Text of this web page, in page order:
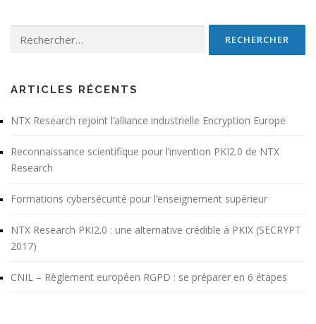
ARTICLES RÉCENTS
NTX Research rejoint l’alliance industrielle Encryption Europe
Reconnaissance scientifique pour l’invention PKI2.0 de NTX
Research
Formations cybersécurité pour l’enseignement supérieur
NTX Research PKI2.0 : une alternative crédible à PKIX (SECRYPT
2017)
CNIL – Règlement européen RGPD : se préparer en 6 étapes